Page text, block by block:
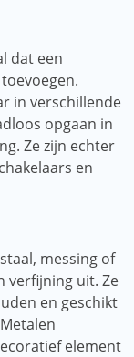
dat een
in verschillende
opgaan in
Ze zijn echter
en
messing of
verfijning uit. Ze
en geschikt
element